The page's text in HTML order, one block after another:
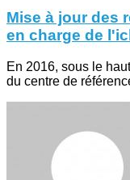
Mise à jour des
en charge de
En 2016, sous le
du centre de